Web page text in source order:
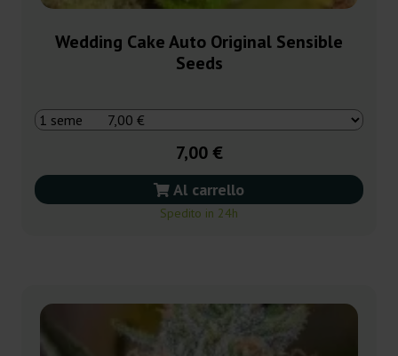
Wedding Cake Auto Original Sensible
Seeds
7,00 €
Al carrello
Spedito in 24h